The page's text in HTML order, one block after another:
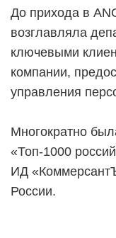
До прихода в
возглавляла
ключевыми
компании,
управления
Многократно
«Топ-1000
ИД
России.